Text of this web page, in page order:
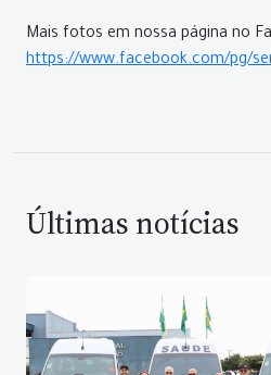
Mais fotos em nossa página no
https://www.facebook.com/pg/
Últimas notícias